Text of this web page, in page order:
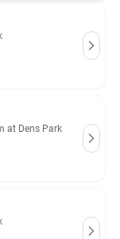
at Dens Park